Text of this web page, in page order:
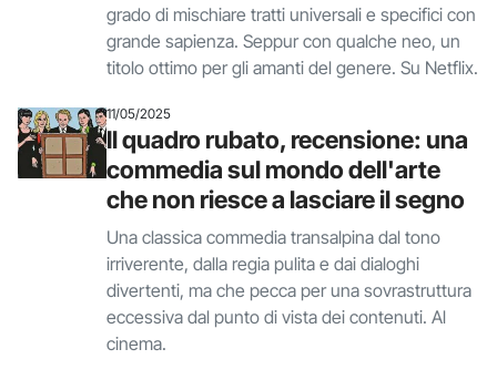
grado di mischiare tratti universali e specifici con
grande sapienza. Seppur con qualche neo, un
titolo ottimo per gli amanti del genere. Su Netflix.
11/05/2025
Il quadro rubato, recensione: una
commedia sul mondo dell'arte
che non riesce a lasciare il segno
Una classica commedia transalpina dal tono
irriverente, dalla regia pulita e dai dialoghi
divertenti, ma che pecca per una sovrastruttura
eccessiva dal punto di vista dei contenuti. Al
cinema.